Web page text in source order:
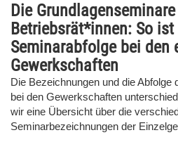
Die
Betriebsrät*innen: So
Seminarabfolge bei den
Gewerkschaften
Die Bezeichnungen und die Abfolge
bei den Gewerkschaften
wir eine Übersicht über die
Seminarbezeichnungen der